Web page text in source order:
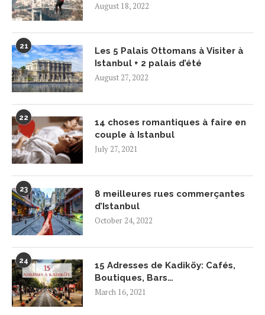
August 18, 2022
21
Les 5 Palais Ottomans à Visiter à
Istanbul + 2 palais d’été
August 27, 2022
22
14 choses romantiques à faire en
couple à Istanbul
July 27, 2021
23
8 meilleures rues commerçantes
d’Istanbul
October 24, 2022
24
15 Adresses de Kadiköy: Cafés,
Boutiques, Bars…
March 16, 2021